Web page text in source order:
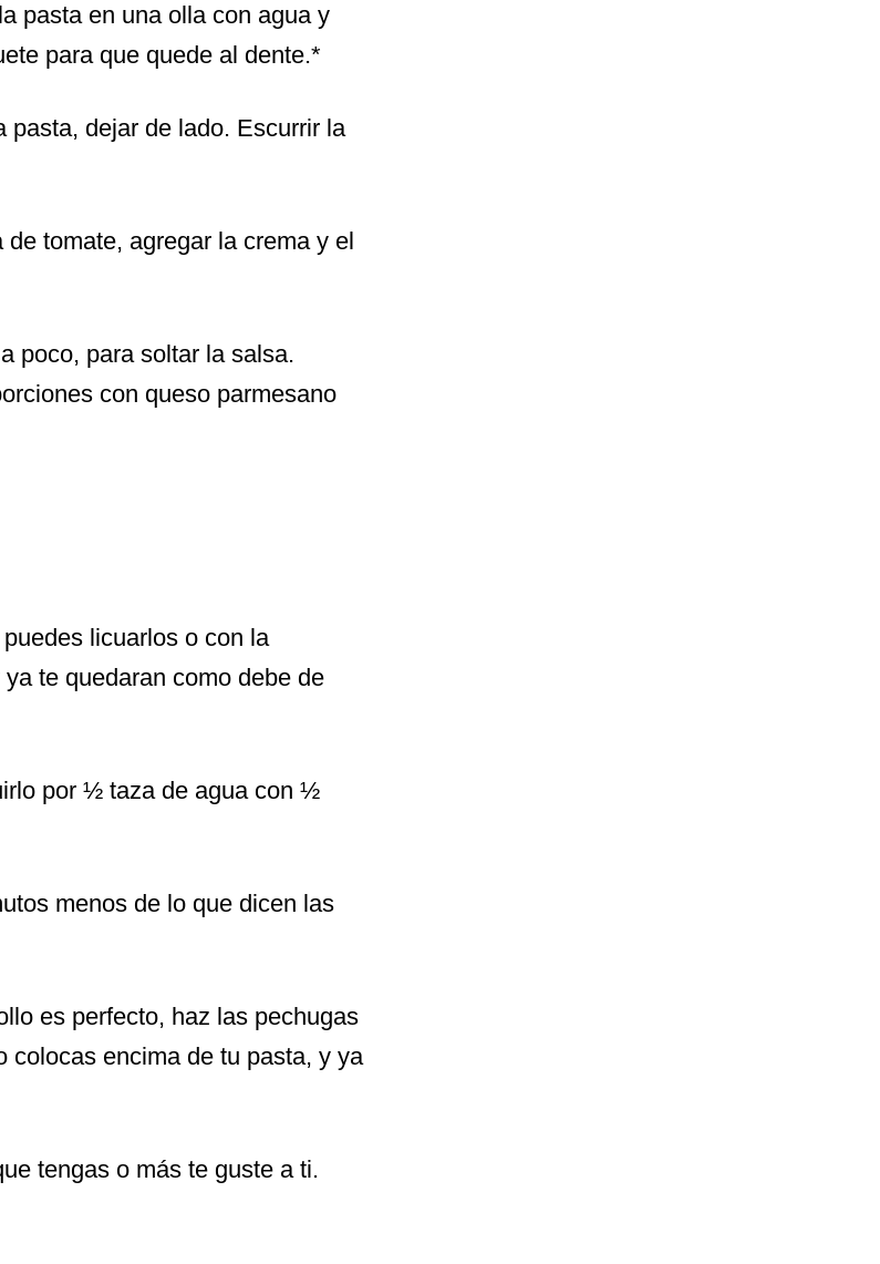
pasta en una olla con agua y
para que quede al dente.*
dejar de lado. Escurrir la
tomate, agregar la crema y el
poco, para soltar la salsa.
con queso parmesano
licuarlos o con la
te quedaran como debe de
por ½ taza de agua con ½
menos de lo que dicen las
es perfecto, haz las pechugas
colocas encima de tu pasta, y ya
tengas o más te guste a ti.